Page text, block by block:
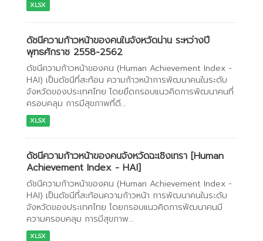
XLSX
ดัชนีความก้าวหน้าของคนในจังหวัดน่าน ระหว่างปี
พุทธศักราช 2558-2562
ดัชนีความก้าวหน้าของคน (Human Achievement Index -
HAI) เป็นดัชนีที่สะท้อน ความก้าวหน้าการพัฒนาคนในระดับ
จังหวัดของประเทศไทย โดยยึดกรอบแนวคิดการพัฒนาคนที่
ครอบคลุม การมีสุขภาพที่ดี...
XLSX
ดัชนีความก้าวหน้าของคนจังหวัดฉะเชิงเทรา [Human
Achievement Index - HAI]
ดัชนีความก้าวหน้าของคน (Human Achievement Index -
HAI) เป็นดัชนีที่สะท้อนความก้าวหน้า การพัฒนาคนในระดับ
จังหวัดของประเทศไทย โดยกรอบแนวคิดการพัฒนาคนมี
ความครอบคลุม การมีสุขภาพ...
XLSX